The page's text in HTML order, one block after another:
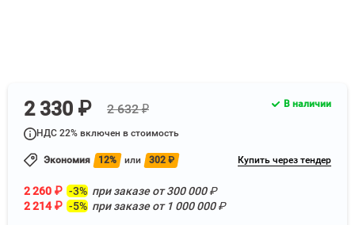
2 330 ₽ 2 632 ₽
НДС 22% включен в стоимость
Экономия 12% или 302 ₽ Купить через тендер
2 260 ₽ -3% при заказе от300 000₽
2 214₽ -5% при заказе от 1 000 000₽
В наличии